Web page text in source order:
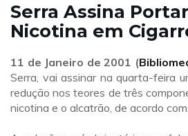
Serra Assina
Nicotina em
11 de Janeiro de 2001 (
Serra, vai assinar na quarta-feira
redução nos teores de três
nicotina e o alcatrão, de acordo